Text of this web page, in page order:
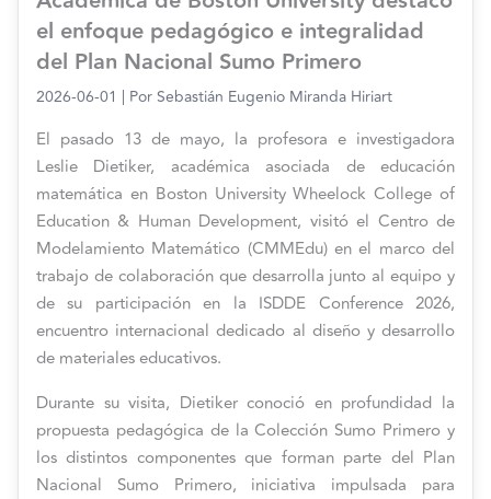
el enfoque pedagógico e integralidad
del Plan Nacional Sumo Primero
2026-06-01 | PorSebastián Eugenio Miranda Hiriart
El pasado 13 de mayo, la profesora e investigadora
Leslie Dietiker, académica asociada de educación
matemática en Boston University Wheelock College of
Education & Human Development, visitó el Centro de
Modelamiento Matemático (CMMEdu) en el marco del
trabajo de colaboración que desarrolla junto al equipo y
de su participación en la ISDDE Conference 2026,
encuentro internacional dedicado al diseño y desarrollo
de materiales educativos.
Durante su visita, Dietiker conoció en profundidad la
propuesta pedagógica de la Colección Sumo Primero y
los distintos componentes que forman parte del Plan
Nacional Sumo Primero, iniciativa impulsada para